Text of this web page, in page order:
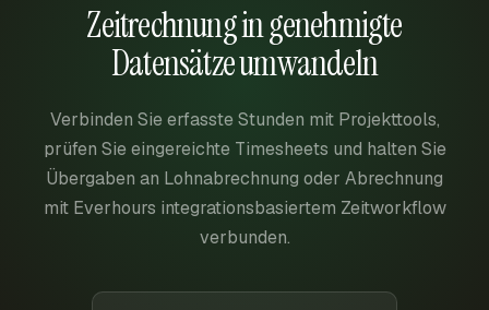
Zeitrechnung in genehmigte
Datensätze umwandeln
Verbinden Sie erfasste Stunden mit Projekttools,
prüfen Sie eingereichte Timesheets und halten Sie
Übergaben an Lohnabrechnung oder Abrechnung
mit Everhours integrationsbasiertem Zeitworkflow
verbunden.